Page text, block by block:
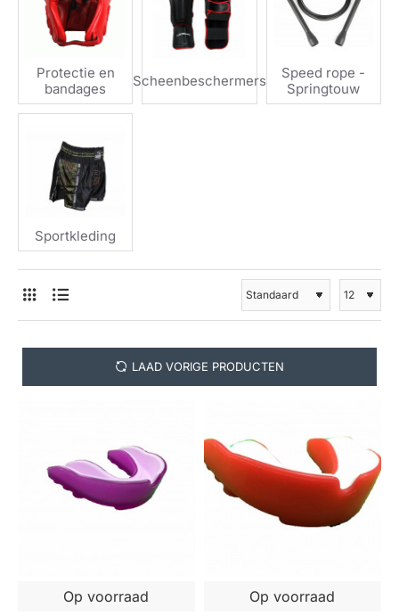
Protectie en
bandages
Scheenbeschermers
Speed rope -
Springtouw
Sportkleding
LAAD VORIGE PRODUCTEN
Op voorraad Op voorraad